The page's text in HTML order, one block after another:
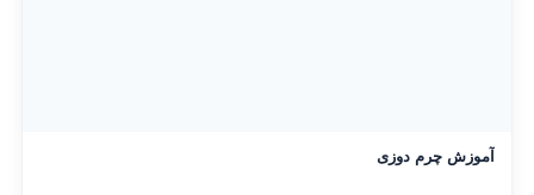
آموزش چرم دوزی